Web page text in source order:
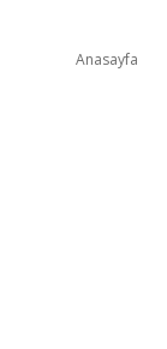
Anasayfa